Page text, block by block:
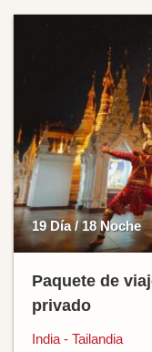
19 Día / 18 Noche
Paquete de
privado
India - Tailandia